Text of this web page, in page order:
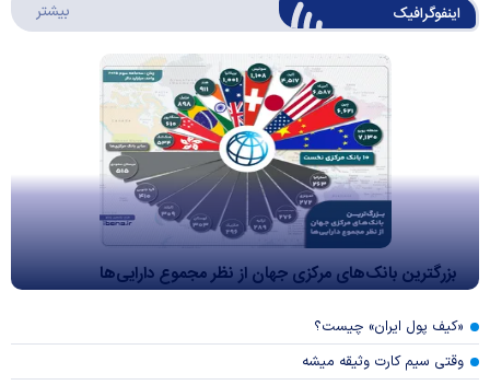
اینفوگرافیک بیشتر
بزرگترین بانک‌های مرکزی جهان از نظر مجموع دارایی‌ها
«کیف پول ایران» چیست؟
وقتی سیم کارت وثیقه میشه